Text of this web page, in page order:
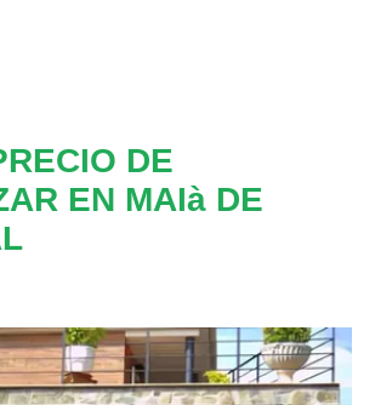
DE
EN MAIà DE